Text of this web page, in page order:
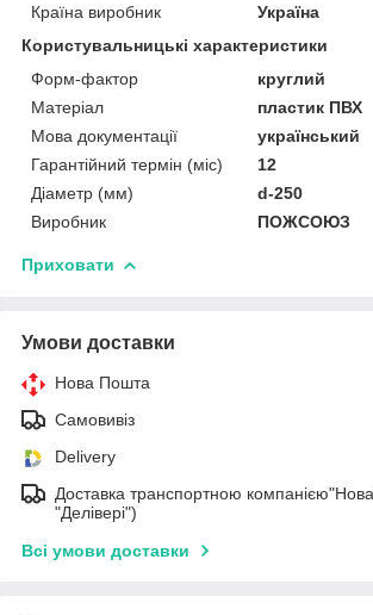
Країна виробник
Україна
Користувальницькі характеристики
Форм-фактор
круглий
Матеріал
пластик ПВХ
Мова документації
український
Гарантійний термін (міс)
12
Діаметр (мм)
d-250
Виробник
ПОЖСОЮЗ
Приховати
Умови доставки
Нова Пошта
Самовивіз
Delivery
Доставка транспортною
"Делівері")
Всі умови доставки